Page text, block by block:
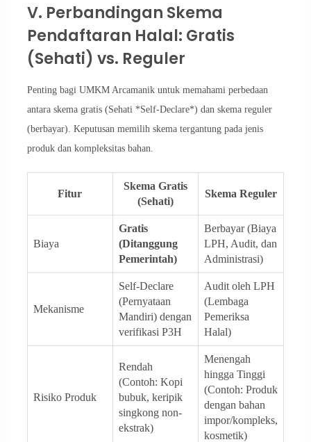
V. Perbandingan Skema
Pendaftaran Halal: Gratis
(Sehati) vs. Reguler
Penting bagi UMKM Arcamanik untuk memahami perbedaan
antara skema gratis (Sehati *Self-Declare*) dan skema reguler
(berbayar). Keputusan memilih skema tergantung pada jenis
produk dan kompleksitas bahan.
Fitur
Skema Gratis
(Sehati)
Skema Reguler
Biaya
Gratis
(Ditanggung
Pemerintah)
Berbayar (Biaya
LPH, Audit, dan
Administrasi)
Mekanisme
Self-Declare
(Pernyataan
Mandiri) dengan
verifikasi P3H
Audit oleh LPH
(Lembaga
Pemeriksa
Halal)
Risiko Produk
Rendah
(Contoh: Kopi
bubuk, keripik
singkong non-
ekstrak)
Menengah
hingga Tinggi
(Contoh: Produk
dengan bahan
impor/kompleks,
kosmetik)